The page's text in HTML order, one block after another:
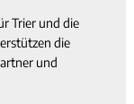
Trier und die
die
und